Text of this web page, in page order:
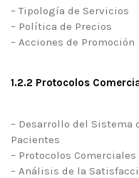
– Tipología de Servicios
– Política de Precios
– Acciones de Promoción
1.2.2 Protocolos
– Desarrollo del Sistema
Pacientes
– Protocolos
– Análisis de la